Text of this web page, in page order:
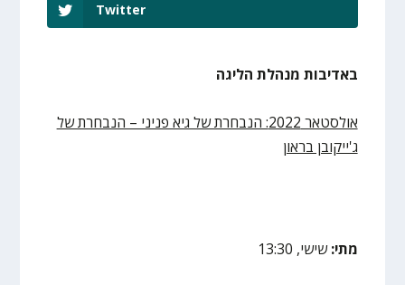
Twitter
באדיבות מנהלת הליגה
אולסטאר 2022: הנבחרת של גיא פניני – הנבחרת של
ג'ייקובן בראון
מתי:שישי, 13:30